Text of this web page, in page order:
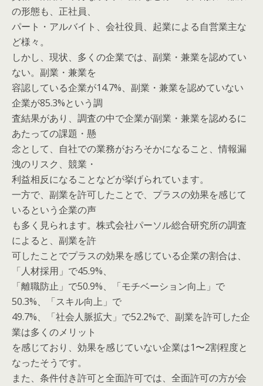
の形態も、正社員、
パート・アルバイト、会社役員、起業による自営業主な
ど様々。
しかし、現状、多くの企業では、副業・兼業を認めてい
ない。副業・兼業を
容認している企業が14.7%、副業・兼業を認めていない
企業が85.3%という調
査結果があり、調査の中で企業が副業・兼業を認めるに
あたっての課題・懸
念として、自社での業務がおろそかになること、情報漏
洩のリスク、競業・
利益相反になることなどが挙げられています。
一方で、副業を許可したことで、プラスの効果を感じて
いるという企業の声
も多く見られます。株式会社パーソル総合研究所の調査
によると、副業を許
可したことでプラスの効果を感じている企業の割合は、
「人材採用」で45.9%、
「離職防止」で50.9%、「モチベーション向上」で
50.3%、「スキル向上」で
49.7%、「社会人脈拡大」で52.2%で、副業を許可した企
業は多くのメリット
を感じており、効果を感じていない企業は1〜2割程度と
なったそうです。
また、条件付き許可と全面許可では、全面許可の方が会